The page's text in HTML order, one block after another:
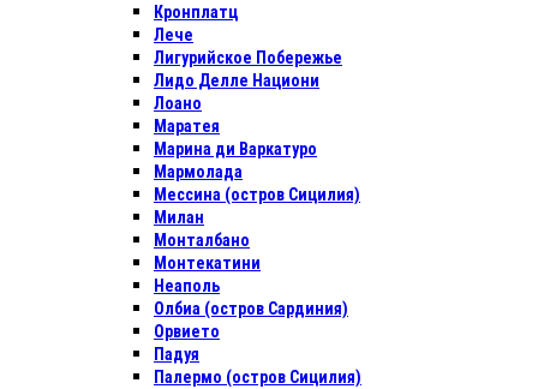
Кронплатц
Лече
Лигурийское Побережье
Лидо Делле Национи
Лоано
Маратея
Марина ди Варкатуро
Мармолада
Мессина (остров Сицилия)
Милан
Монталбано
Монтекатини
Неаполь
Олбиа (остров Сардиния)
Орвието
Падуя
Палермо (остров Сицилия)